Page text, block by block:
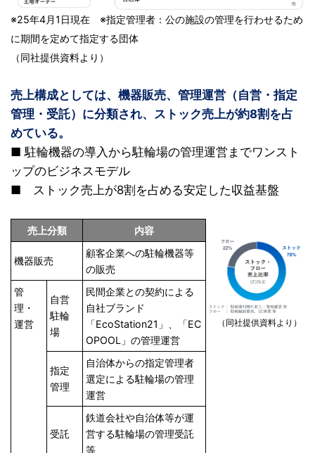
※25年4月1日現在 ※指定管理者：公の施設の管理を行わせるため
に期間を定めて指定する団体
（同社提供資料より）
売上構成としては、機器販売、管理運営（自営・指定
管理・受託）に分類され、ストック売上が約8割を占
めている。
■ 駐輪機器の導入から駐輪場の管理運営までワンスト
ップのビジネスモデル
■ ストック売上が8割を占める安定した収益基盤
売上分類 内容
（同社提供資料より）
機器販売
顧客企業への駐輪機器等
の販売
管
理・
運営
自営
駐輪
場
民間企業との契約による
自社ブランド
「EcoStation21」、「EC
OPOOL」の管理運営
指定
管理
自治体からの指定管理者
選定による駐輪場の管理
運営
受託
鉄道会社や自治体等が運
営する駐輪場の管理受託
等